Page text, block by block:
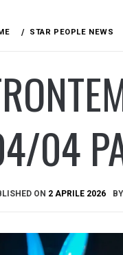
STAR PEOPLE NEWS
04
ON 2 APRILE 2026 BY